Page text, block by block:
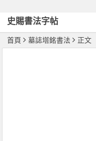
史賜書法字帖
首頁 墓誌塔銘書法 正文